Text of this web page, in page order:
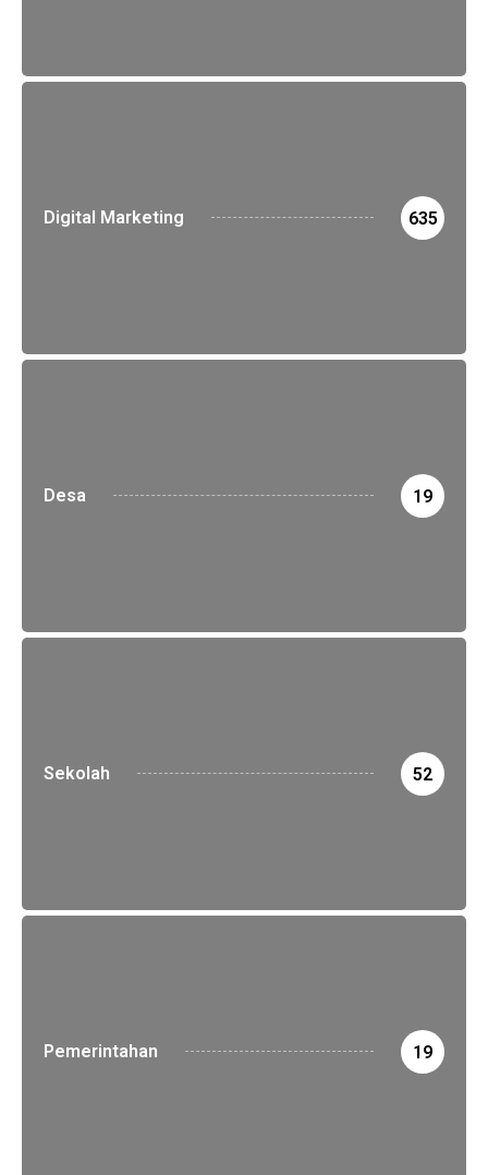
Digital Marketing 635
Desa 19
Sekolah 52
Pemerintahan 19